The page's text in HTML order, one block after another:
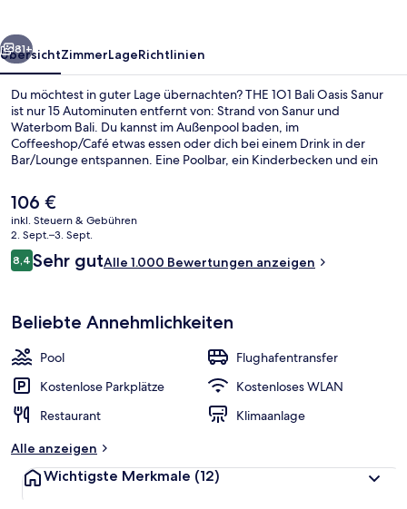
Weiter
81+
ÜbersichtZimmerLageRichtlinien
Du möchtest in guter Lage übernachten? THE 1O1 Bali Oasis Sanur
ist nur 15 Autominuten entfernt von: Strand von Sanur und
Waterbom Bali. Du kannst im Außenpool baden, im
Coffeeshop/Café etwas essen oder dich bei einem Drink in der
Bar/Lounge entspannen. Eine Poolbar, ein Kinderbecken und ein
Reisenden gefallen das hilfsbereite Personal und die Lage sehr gut.
Der
aktuelle
Preis
beträgt
106 €.
106 €
inkl. Steuern & Gebühren
2. Sept.–3. Sept.
Bewertungen
8,48,4 von 10.
Sehr gutAlle 1.000 Bewertungen anzeigen
Beliebte Annehmlichkeiten
Pool
Flughafentransfer
Kostenlose Parkplätze
Kostenloses WLAN
Restaurant
Klimaanlage
Alle anzeigen
Wichtigste Merkmale (12)